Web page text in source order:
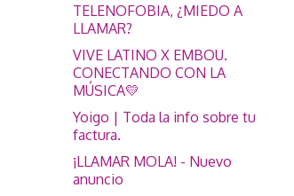
TELENOFOBIA, ¿MIEDO A
LLAMAR?
VIVE LATINO X EMBOU.
CONECTANDO CON LA
MÚSICA💛
Yoigo | Toda la info sobre tu
factura.
¡LLAMAR MOLA! - Nuevo
anuncio